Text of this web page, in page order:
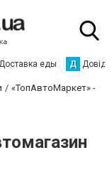
еды Д
«ТопАвтоМаркет» -